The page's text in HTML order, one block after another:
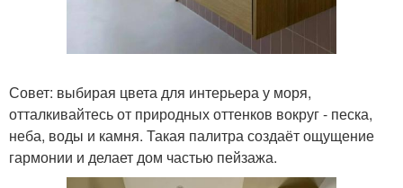
Совет: выбирая цвета для интерьера у моря,
отталкивайтесь от природных оттенков вокруг - песка,
неба, воды и камня. Такая палитра создаёт ощущение
гармонии и делает дом частью пейзажа.